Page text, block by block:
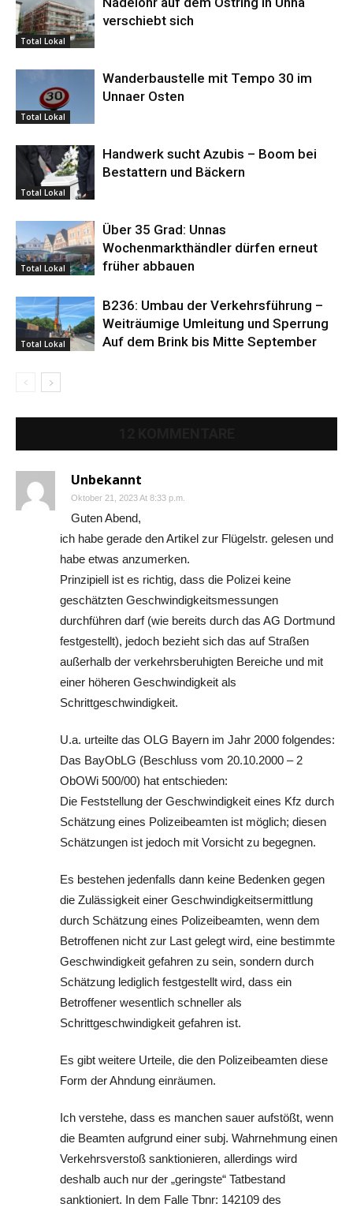
Total Lokal
verschiebt sich
Total Lokal
Wanderbaustelle mit Tempo 30 im
Unnaer Osten
Total Lokal
Handwerk sucht Azubis – Boom bei
Bestattern und Bäckern
Total Lokal
Über 35 Grad: Unnas
Wochenmarkthändler dürfen erneut
früher abbauen
Total Lokal
B236: Umbau der Verkehrsführung –
Weiträumige Umleitung und Sperrung
Auf dem Brink bis Mitte September
Unbekannt
Oktober 21, 2023 At 8:33 p.m.
Guten Abend,
ich habe gerade den Artikel zur Flügelstr. gelesen und
habe etwas anzumerken.
Prinzipiell ist es richtig, dass die Polizei keine
geschätzten Geschwindigkeitsmessungen
durchführen darf (wie bereits durch das AG Dortmund
festgestellt), jedoch bezieht sich das auf Straßen
außerhalb der verkehrsberuhigten Bereiche und mit
einer höheren Geschwindigkeit als
Schrittgeschwindigkeit.
U.a. urteilte das OLG Bayern im Jahr 2000 folgendes:
Das BayObLG (Beschluss vom 20.10.2000 – 2
ObOWi 500/00) hat entschieden:
Die Feststellung der Geschwindigkeit eines Kfz durch
Schätzung eines Polizeibeamten ist möglich; diesen
Schätzungen ist jedoch mit Vorsicht zu begegnen.
Es bestehen jedenfalls dann keine Bedenken gegen
die Zulässigkeit einer Geschwindigkeitsermittlung
durch Schätzung eines Polizeibeamten, wenn dem
Betroffenen nicht zur Last gelegt wird, eine bestimmte
Geschwindigkeit gefahren zu sein, sondern durch
Schätzung lediglich festgestellt wird, dass ein
Betroffener wesentlich schneller als
Schrittgeschwindigkeit gefahren ist.
Es gibt weitere Urteile, die den Polizeibeamten diese
Form der Ahndung einräumen.
Ich verstehe, dass es manchen sauer aufstößt, wenn
die Beamten aufgrund einer subj. Wahrnehmung einen
Verkehrsverstoß sanktionieren, allerdings wird
deshalb auch nur der „geringste“ Tatbestand
sanktioniert. In dem Falle Tbnr: 142109 des